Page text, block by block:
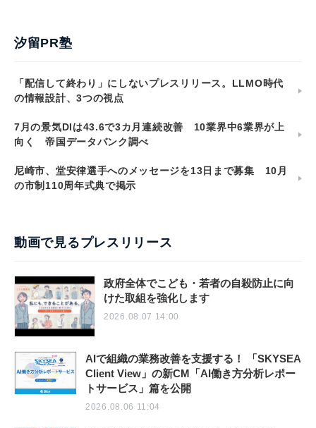
汐留PR塾
「配信して終わり」にしないプレスリリース。LLMO時代
の情報設計、3つの視点
7月の景気DIは43.6で3カ月連続改善 10業界中6業界が上
向く 帝国データバンク調べ
尼崎市、堂安律選手へのメッセージを13日まで募集 10月
の市制110周年式典で掲示
動画で見るプレスリリース
政府全体でこども・若者の自殺防止に向
けた取組を強化します
2026.08.07 14:00
AIで組織の業務改善を支援する！ 「SKYSEA
Client View」の新CM「AI働き方分析レポー
トサービス」篇を公開
2026.08.06 11:04